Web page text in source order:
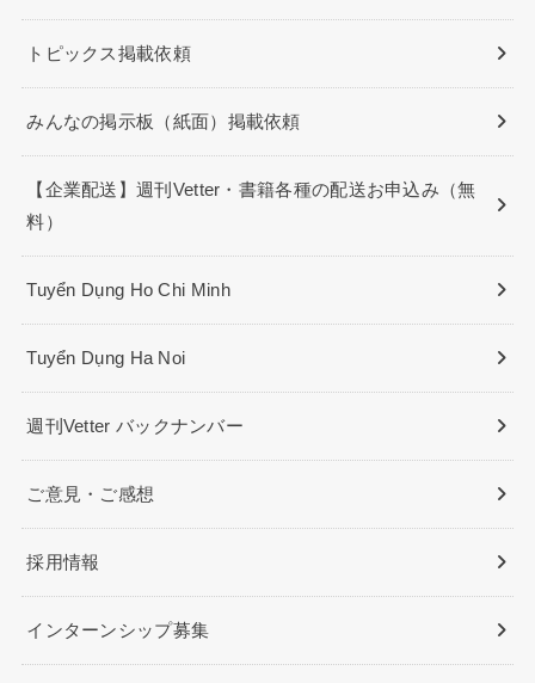
トピックス掲載依頼
みんなの掲示板（紙面）掲載依頼
【企業配送】週刊Vetter・書籍各種の配送お申込み（無
料）
Tuyển Dụng Ho Chi Minh
Tuyển Dụng Ha Noi
週刊Vetter バックナンバー
ご意見・ご感想
採用情報
インターンシップ募集